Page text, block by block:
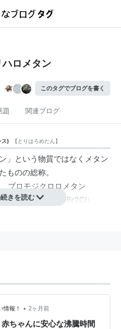
ハロメタン
このタグでブログを書く
題 関連ブログ
ス) 【 とりはろめたん】
」という物質ではなくメタン
ものの総称。
ブロモジクロロメタン
ロロメタン（CHBr2Cl）、
への影響、催奇形性、発がん
リハロメタンは、加熱の状態
煮沸により大部分が除去でき
きを読む
情報！ • 2ヶ月前
ちゃんに安心な沸騰時間